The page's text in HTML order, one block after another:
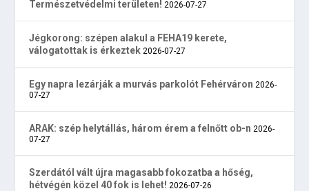
Természetvédelmi területen! 2026-07-27
Jégkorong: szépen alakul a FEHA19 kerete,
válogatottak is érkeztek 2026-07-27
Egy napra lezárják a murvás parkolót Fehérváron 2026-
07-27
ARAK: szép helytállás, három érem a felnőtt ob-n 2026-
07-27
Szerdától vált újra magasabb fokozatba a hőség,
hétvégén közel 40 fok is lehet! 2026-07-26